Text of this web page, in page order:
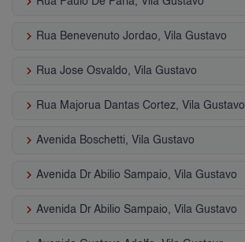
keyboard_arrow_right Rua Benevenuto Jordao, Vila Gustavo
keyboard_arrow_right Rua Jose Osvaldo, Vila Gustavo
keyboard_arrow_right Rua Majorua Dantas Cortez, Vila Gustavo
keyboard_arrow_right Avenida Boschetti, Vila Gustavo
keyboard_arrow_right Avenida Dr Abilio Sampaio, Vila Gustavo
keyboard_arrow_right Avenida Dr Abilio Sampaio, Vila Gustavo